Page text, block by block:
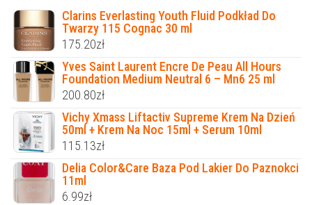
Clarins Everlasting Youth Fluid Podkład Do
Twarzy 115 Cognac 30 ml
175.20zł
Yves Saint Laurent Encre De Peau All Hours
Foundation Medium Neutral 6 – Mn6 25 ml
200.80zł
Vichy Xmass Liftactiv Supreme Krem Na Dzień
50ml + Krem Na Noc 15ml + Serum 10ml
115.13zł
Delia Color&Care Baza Pod Lakier Do Paznokci
11ml
6.99zł